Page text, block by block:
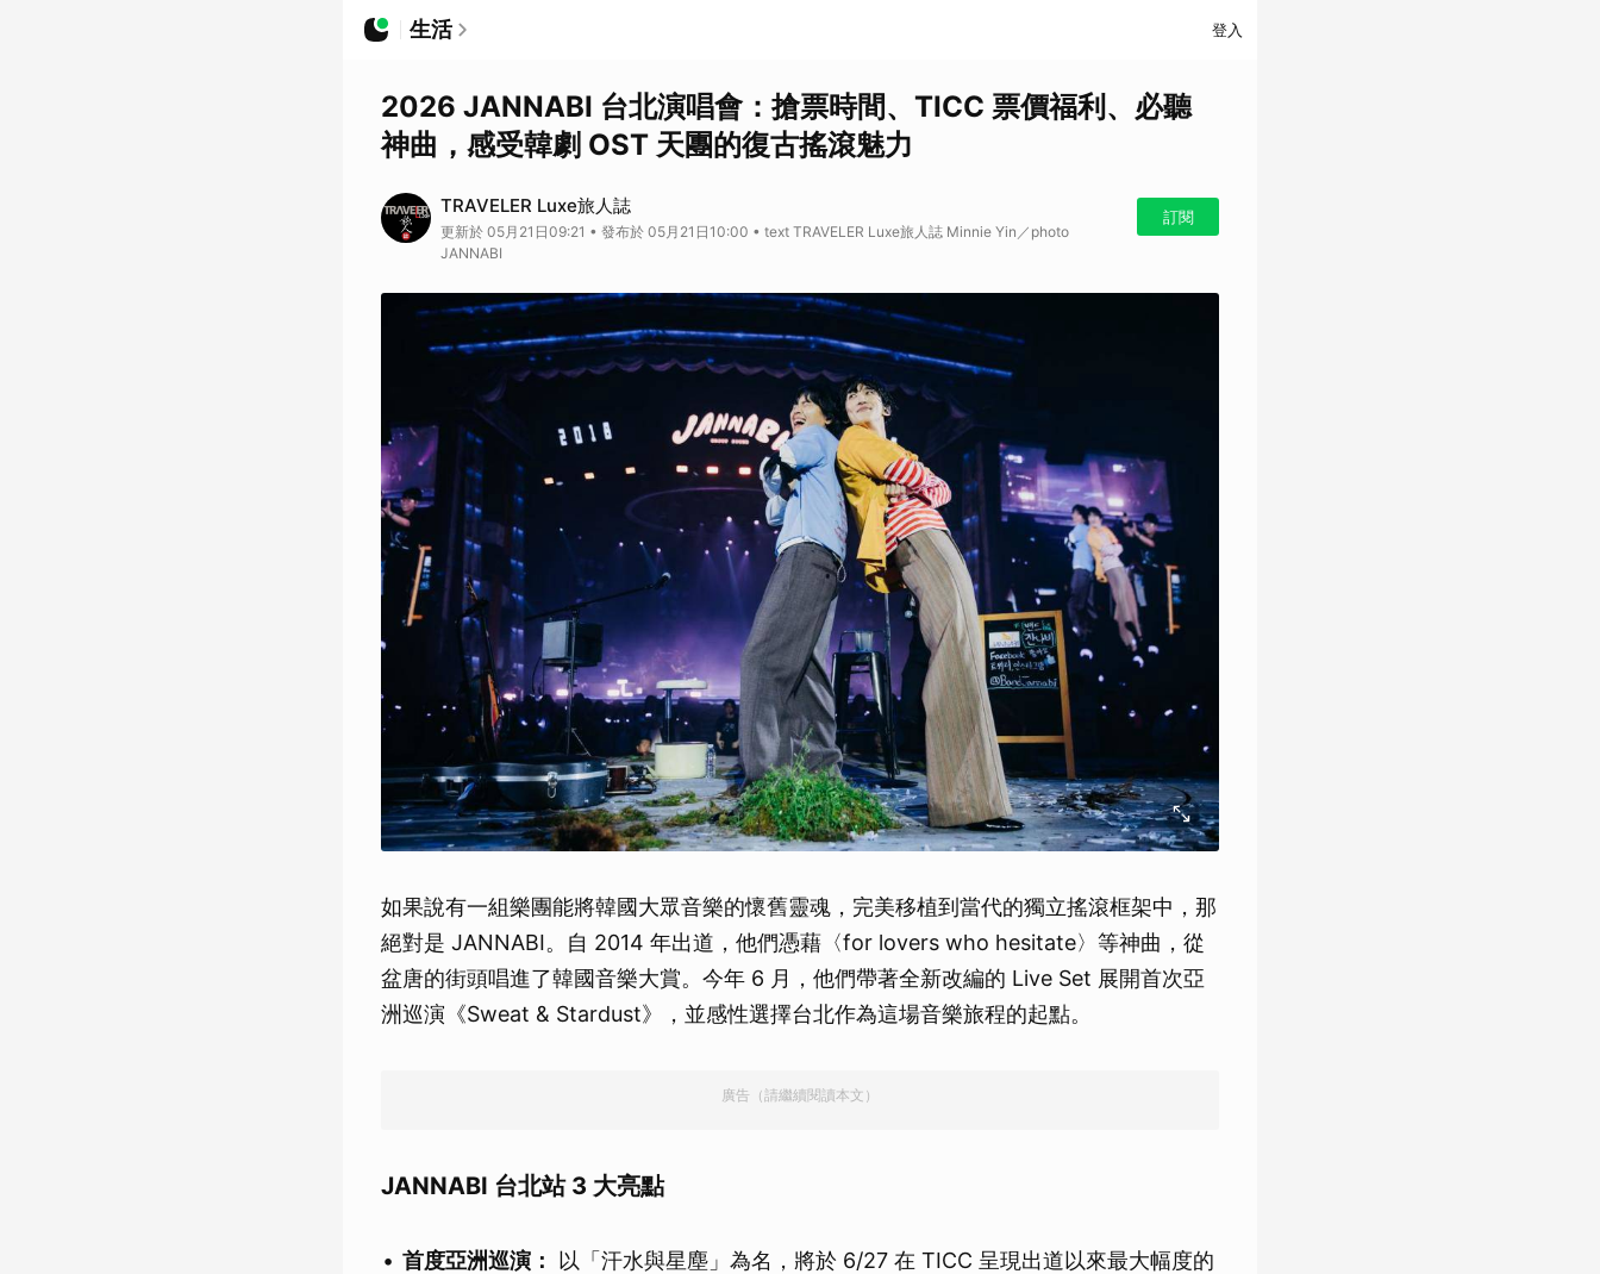
生活 登入
2026 JANNABI 台北演唱會：搶票時間、TICC 票價福利、必聽
神曲，感受韓劇 OST 天團的復古搖滾魅力
TRAVELER Luxe旅人誌
更新於 05月21日09:21 • 發布於 05月21日10:00 • text TRAVELER Luxe旅人誌 Minnie Yin／photo
JANNABI
訂閱
如果說有一組樂團能將韓國大眾音樂的懷舊靈魂，完美移植到當代的獨立搖滾框架中，那
絕對是 JANNABI。自 2014 年出道，他們憑藉〈for lovers who hesitate〉等神曲，從
盆唐的街頭唱進了韓國音樂大賞。今年 6 月，他們帶著全新改編的 Live Set 展開首次亞
洲巡演《Sweat & Stardust》，並感性選擇台北作為這場音樂旅程的起點。
廣告（請繼續閱讀本文）
JANNABI 台北站 3 大亮點
首度亞洲巡演：
以「汗水與星塵」為名，將於 6/27 在 TICC 呈現出道以來最大幅度的